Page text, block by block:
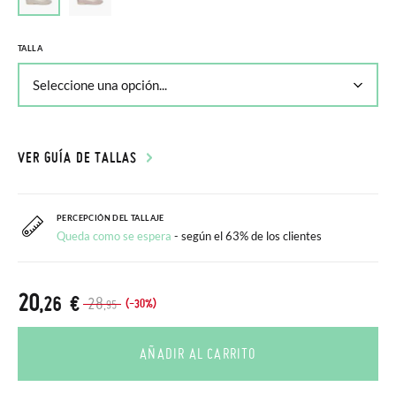
TALLA
VER GUÍA DE TALLAS
PERCEPCIÓN DEL TALLAJE
Queda como se espera - según el 63% de los clientes
28,95 (-30%)
20,26 €
AÑADIR AL CARRITO